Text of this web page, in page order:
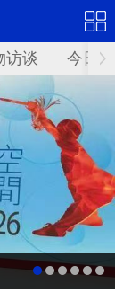
访谈 今日